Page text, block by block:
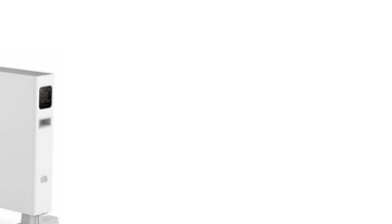
EWS-800 имеет монохромный
способно показывать время,
будильника. Панель
кнопками. Высокая
который гармонично